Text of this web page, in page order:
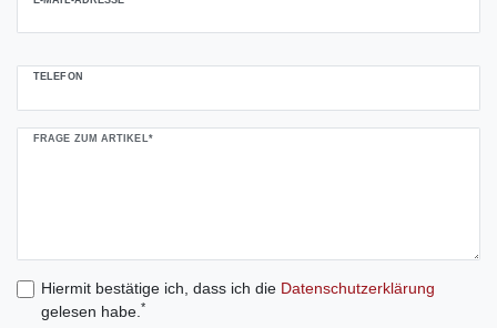
TELEFON
FRAGE ZUM ARTIKEL*
Hiermit bestätige ich, dass ich die Daten­schutz­erklärung
gelesen habe. *